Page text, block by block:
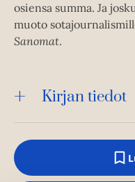
osiensa summa. Ja
muoto
Sanomat.
Kirjan tiedot